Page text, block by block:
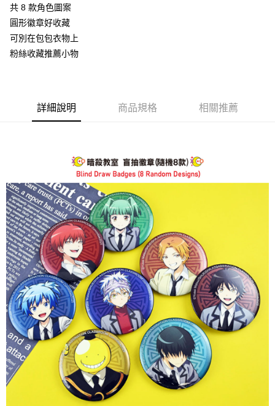
便利好安心！
１．簡單：不需註冊會員、不需綁卡、不需儲值。
２．便利：只要手機號碼，簡訊認證，即可結帳。
３．安心：先確認商品／服務後，再付款。
３．收到繳費通知簡訊後14天內，點擊此簡訊中的連結，可透過四大超商／
※ 交易是否成功請以「AFTEE先享後付 」之結帳頁面顯示為準，若有關於
是否繳費成功／繳費後需取消欲退款等相關疑問，請聯繫「AFTEE先享後付
客戶支援中心」https://netprotections.freshdesk.com/support/home
【注意事項】
１．透過由恩沛科技股份有限公司提供之「AFTEE先享後付」服務完成之交
易，需依本服務之必要範圍內提供個人資料，並將交易相關給付款項請求債
權轉讓予恩沛科技股份有限公司。
２．關於個人資料處理事宜，請瀏覽以下網址：
https://aftee.tw/terms/#terms3
３．未成年的使用者請事先徵得法定代理人或監護人之同意方可使用
「AFTEE先享後付」，若未經同意申辦者引起之損失，本公司不負相關責
任。
４．使用「AFTEE先享後付」時，將依據個別帳號之用戶狀況，依本公司即
時審查核予不同之上限額度；若仍有額度不足之情形，本公司將視審查結果
請求用戶進行身份認證。
５．嚴禁一人註冊多個帳號或使用他人資訊註冊。若發現惡意使用之情形，
恩沛科技股份有限公司將有權停止該用戶之使用額度並採取法律行動。
運送方式
全家付款取貨
每筆NT$60，滿NT$499(含以上)免運費
7-11付款取貨
每筆NT$60，滿NT$499(含以上)免運費
宅配
每筆NT$120，滿NT$499(含以上)免運費
海外宅配
共 8 款角色圖案
圓形徽章好收藏
可別在包包衣物上
粉絲收藏推薦小物
詳細說明 商品規格 相關推薦